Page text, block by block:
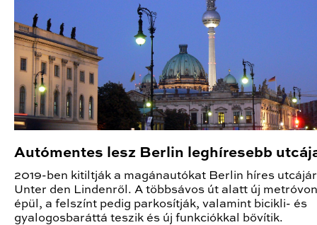
Autómentes lesz Berlin leghíresebb
2019-ben kitiltják a magánautókat Berlin híres
Unter den Lindenről. A többsávos út alatt új
épül, a felszínt pedig parkosítják, valamint bicikli- és
gyalogosbaráttá teszik és új funkciókkal bővítik.